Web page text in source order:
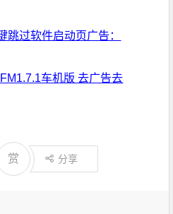
跳过软件启动页广告：
车机版 去广告去
赏 分享